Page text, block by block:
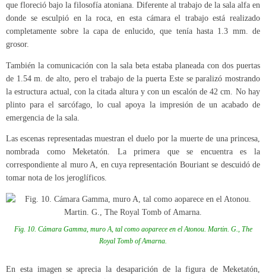
que floreció bajo la filosofía atoniana. Diferente al trabajo de la sala alfa en
donde se esculpió en la roca, en esta cámara el trabajo está realizado
completamente sobre la capa de enlucido, que tenía hasta 1.3 mm. de
grosor.
También la comunicación con la sala beta estaba planeada con dos puertas
de 1.54 m. de alto, pero el trabajo de la puerta Este se paralizó mostrando
la estructura actual, con la citada altura y con un escalón de 42 cm. No hay
plinto para el sarcófago, lo cual apoya la impresión de un acabado de
emergencia de la sala.
Las escenas representadas muestran el duelo por la muerte de una princesa,
nombrada como Meketatón. La primera que se encuentra es la
correspondiente al muro A, en cuya representación Bouriant se descuidó de
tomar nota de los jeroglíficos.
Fig. 10. Cámara Gamma, muro A, tal como aoparece en el Atonou. Martin. G., The
Royal Tomb of Amarna.
En esta imagen se aprecia la desaparición de la figura de Meketatón,